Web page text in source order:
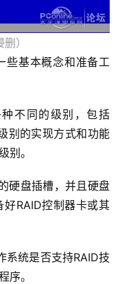
）
些基本概念和准备工
不同的级别，包括
别的实现方式和功能
别。
硬盘插槽，并且硬盘
RAID控制器卡或其
系统是否支持RAID技
序。